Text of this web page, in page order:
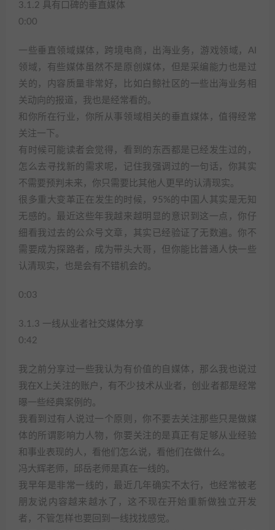
3.1.2 具有口碑的垂直媒体
0:00
一些垂直领域媒体，跨境电商，出海业务，游戏领域，AI
领域，有些媒体虽然不是原创媒体，但是采编能力也是过
关的，内容质量非常好，比如白鲸社区的一些出海业务相
关动向的报道，我也是经常看的。
和你所在行业，你所从事领域相关的垂直媒体，值得经常
关注一下。
有时候可能读者会觉得，看到的东西都是已经发生过的，
怎么去寻找新的需求呢，记住我强调过的一句话，你其实
不需要预判未来，你只需要比其他人更早的认清现实。
很多重大变革正在发生的时候，95%的中国人其实是无知
无感的。最近这些年我越来越明显的意识到这一点，你仔
细看我过去的公众号文章，其实已经验证了无数遍。你不
需要成为探路者，成为带头大哥，但你能比普通人快一些
认清现实，也是会有不错机会的。
0:03
3.1.3 一线从业者社交媒体分享
0:42
我之前分享过一些我认为有价值的自媒体，那么我也说过
我在X上关注的账户，有不少技术从业者，创业者都是经常
曝一些经典案例的。
我看到过有人说过一个原则，你不要去关注那些只是做媒
体的所谓影响力人物，你要关注的是真正有足够从业经验
和事业表现的人，看他们怎么说，看他们在做什么。
冯大辉老师，邱岳老师是真在一线的。
我早年是非常一线的，最近几年确实不太行，也经常被老
朋友说内容越来越水了，这不现在开始重新做独立开发
者，不管怎样也要回到一线找找感觉。